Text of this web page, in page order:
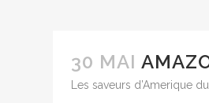
30 MAI
Les saveurs d’Amerique